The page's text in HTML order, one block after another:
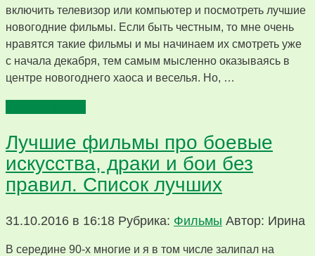
включить телевизор или компьютер и посмотреть лучшие
новогодние фильмы. Если быть честным, то мне очень
нравятся такие фильмы и мы начинаем их смотреть уже
с начала декабря, тем самым мысленно оказываясь в
центре новогоднего хаоса и веселья. Но, …
Лучшие фильмы про боевые
искусства, драки и бои без
правил. Список лучших
31.10.2016 в 16:18 Рубрика: Фильмы Автор: Ирина
В середине 90-х многие и я в том числе залипал на